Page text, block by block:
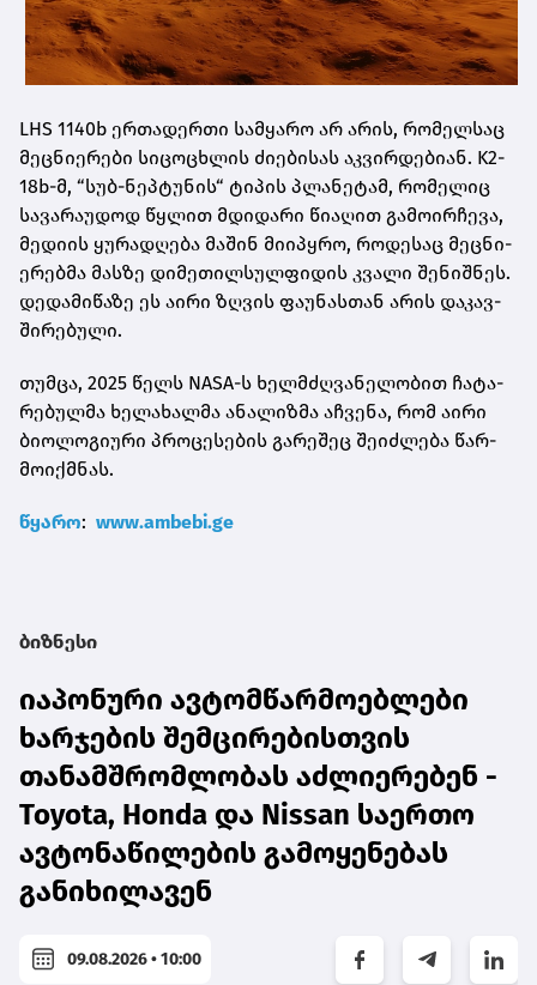
LHS 1140b ერ­თა­დერ­თი სამ­ყა­რო არ არის, რო­მელ­საც
მეც­ნი­ე­რე­ბი სი­ცო­ცხლის ძი­ე­ბი­სას აკ­ვირ­დე­ბი­ან. K2-
18b-მ, “სუბ-ნეპ­ტუ­ნის“ ტი­პის პლა­ნე­ტამ, რო­მე­ლიც
სა­ვა­რა­უ­დოდ წყლით მდი­და­რი წი­ა­ღით გა­მო­ირ­ჩე­ვა,
მე­დი­ის ყუ­რა­დღე­ბა მა­შინ მი­ი­პყრო, რო­დე­საც მეც­ნი­
ე­რებ­მა მას­ზე დი­მე­თილ­სულ­ფი­დის კვა­ლი შე­ნიშ­ნეს.
დე­და­მი­წა­ზე ეს აირი ზღვის ფა­უ­ნას­თან არის და­კავ­
ში­რე­ბუ­ლი.
თუმ­ცა, 2025 წელს NASA-ს ხელ­მძღვა­ნე­ლო­ბით ჩა­ტა­
რე­ბულ­მა ხე­ლა­ხალ­მა ანა­ლიზ­მა აჩ­ვე­ნა, რომ აირი
ბი­ო­ლო­გი­უ­რი პრო­ცე­სე­ბის გა­რე­შეც შე­იძ­ლე­ბა წარ­
მო­იქ­მნას.
წყა­რო: www.ambebi.ge
ბიზნესი
იაპონური ავტომწარმოებლები
ხარჯების შემცირებისთვის
თანამშრომლობას აძლიერებენ -
Toyota, Honda და Nissan საერთო
ავტონაწილების გამოყენებას
განიხილავენ
09.08.2026 • 10:00